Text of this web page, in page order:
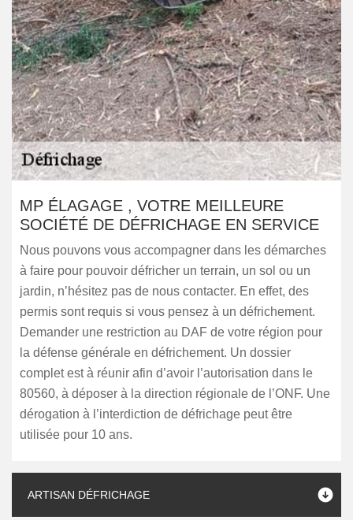
MP ÉLAGAGE , VOTRE MEILLEURE
SOCIÉTÉ DE DÉFRICHAGE EN SERVICE
Nous pouvons vous accompagner dans les démarches
à faire pour pouvoir défricher un terrain, un sol ou un
jardin, n’hésitez pas de nous contacter. En effet, des
permis sont requis si vous pensez à un défrichement.
Demander une restriction au DAF de votre région pour
la défense générale en défrichement. Un dossier
complet est à réunir afin d’avoir l’autorisation dans le
80560, à déposer à la direction régionale de l’ONF. Une
dérogation à l’interdiction de défrichage peut être
utilisée pour 10 ans.
ARTISAN DÉFRICHAGE